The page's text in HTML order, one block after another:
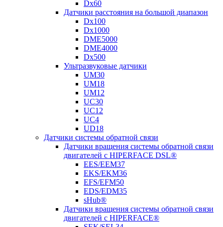
Dx60
Датчики расстояния на большой диапазон
Dx100
Dx1000
DME5000
DME4000
Dx500
Ультразвуковые датчики
UM30
UM18
UM12
UC30
UC12
UC4
UD18
Датчики системы обратной связи
Датчики вращения системы обратной связи
двигателей с HIPERFACE DSL®
EES/EEM37
EKS/EKM36
EFS/EFM50
EDS/EDM35
sHub®
Датчики вращения системы обратной связи
двигателей с HIPERFACE®